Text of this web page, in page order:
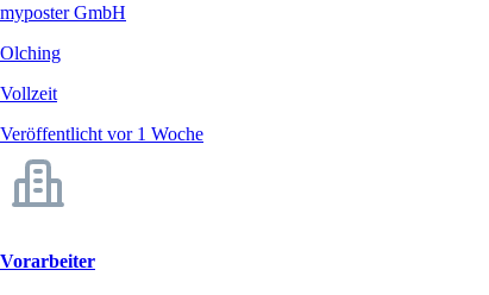
myposter GmbH
Olching
Vollzeit
Veröffentlicht vor 1 Woche
Vorarbeiter